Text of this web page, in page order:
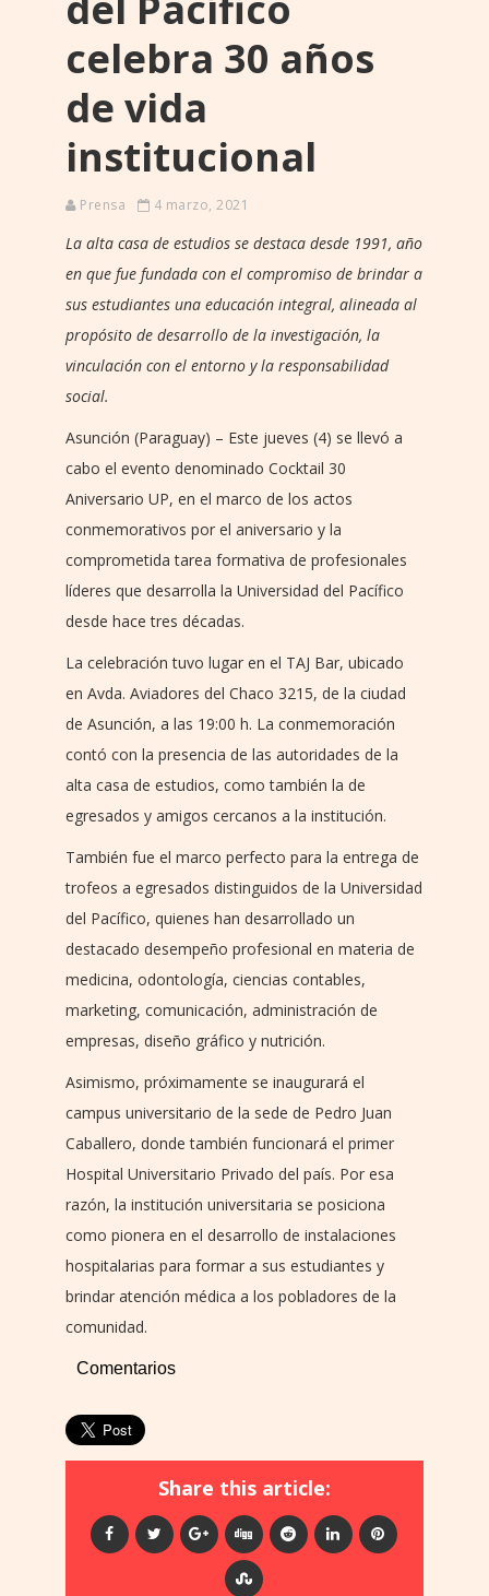
celebra 30 años
de vida
institucional
Prensa 4 marzo, 2021
La alta casa de estudios se destaca desde 1991, año
en que fue fundada con el compromiso de brindar a
sus estudiantes una educación integral, alineada al
propósito de desarrollo de la investigación, la
vinculación con el entorno y la responsabilidad
social.
Asunción (Paraguay) – Este jueves (4) se llevó a
cabo el evento denominado Cocktail 30
Aniversario UP, en el marco de los actos
conmemorativos por el aniversario y la
comprometida tarea formativa de profesionales
líderes que desarrolla la Universidad del Pacífico
desde hace tres décadas.
La celebración tuvo lugar en el TAJ Bar, ubicado
en Avda. Aviadores del Chaco 3215, de la ciudad
de Asunción, a las 19:00 h. La conmemoración
contó con la presencia de las autoridades de la
alta casa de estudios, como también la de
egresados y amigos cercanos a la institución.
También fue el marco perfecto para la entrega de
trofeos a egresados distinguidos de la Universidad
del Pacífico, quienes han desarrollado un
destacado desempeño profesional en materia de
medicina, odontología, ciencias contables,
marketing, comunicación, administración de
empresas, diseño gráfico y nutrición.
Asimismo, próximamente se inaugurará el
campus universitario de la sede de Pedro Juan
Caballero, donde también funcionará el primer
Hospital Universitario Privado del país. Por esa
razón, la institución universitaria se posiciona
como pionera en el desarrollo de instalaciones
hospitalarias para formar a sus estudiantes y
brindar atención médica a los pobladores de la
comunidad.
Comentarios
Share this article: